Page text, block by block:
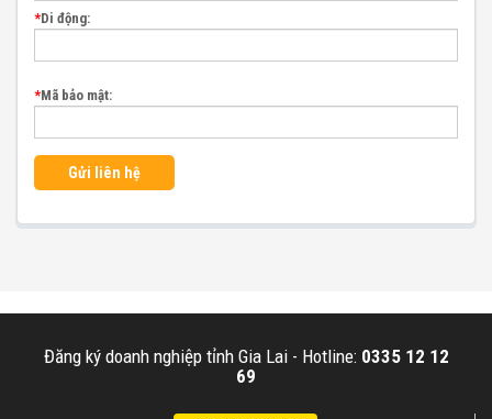
*Di động:
*Mã bảo mật:
Gửi liên hệ
Đăng ký doanh nghiệp tỉnh Gia Lai - Hotline: 0335 12 12
69